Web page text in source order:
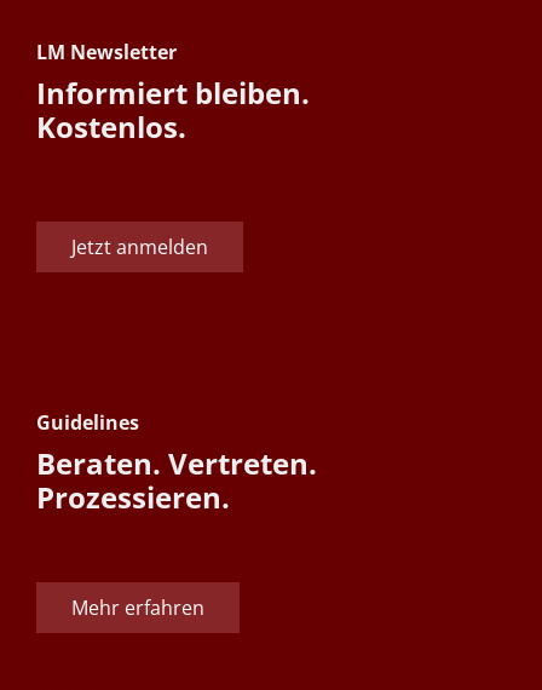
LM Newsletter
Informiert bleiben.
Kostenlos.
Jetzt anmelden
Guidelines
Beraten. Vertreten.
Prozessieren.
Mehr erfahren